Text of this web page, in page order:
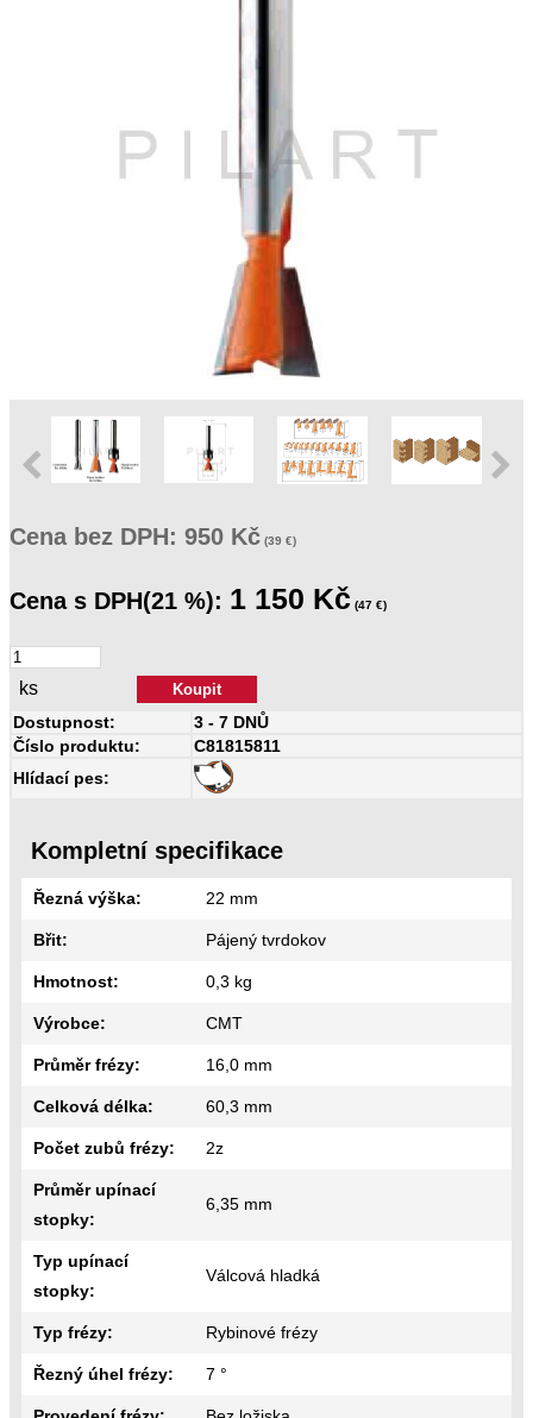
Cena bez DPH: 950 Kč (39 €)
Cena s DPH(21 %): 1 150 Kč (47 €)
ks
Dostupnost:
3 - 7 DNŮ
Číslo produktu:
C81815811
Hlídací pes:
Kompletní specifikace
Řezná výška: 22 mm
Břit: Pájený tvrdokov
Hmotnost: 0,3 kg
Výrobce: CMT
Průměr frézy: 16,0 mm
Celková délka: 60,3 mm
Počet zubů frézy: 2z
Průměr upínací
stopky:
6,35 mm
Typ upínací
stopky:
Válcová hladká
Typ frézy: Rybinové frézy
Řezný úhel frézy: 7 °